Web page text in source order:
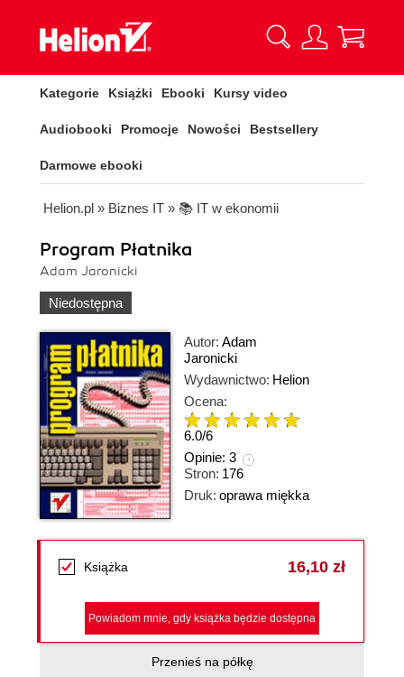
Kategorie Książki Ebooki Kursy video
Audiobooki Promocje Nowości Bestsellery
Darmowe ebooki
Helion.pl » Biznes IT » 📚 IT w ekonomii
Program Płatnika
Adam Jaronicki
Niedostępna
Autor: Adam
Jaronicki
Wydawnictwo: Helion
Ocena:
6.0/6
Opinie: 3
Stron: 176
Druk: oprawa miękka
Książka 16,10 zł
Powiadom mnie, gdy książka będzie dostępna
Przenieś na półkę